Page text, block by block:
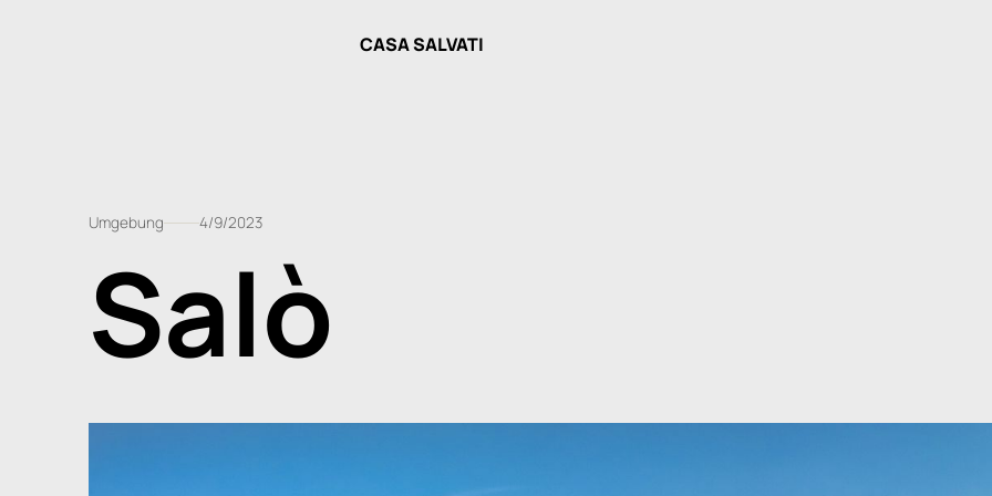
CASA SALVATI
Umgebung 4/9/2023
Salò